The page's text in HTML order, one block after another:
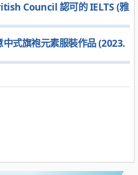
Council 認可的 IELTS (雅
式旗袍元素服裝作品 (2023.